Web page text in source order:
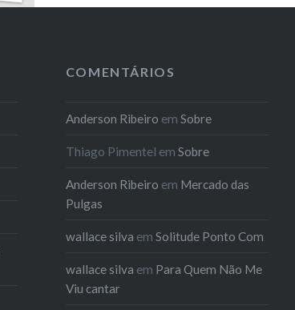
COMENTÁRIOS
Anderson Ribeiro em Sobre
Thiago Pimentel em Sobre
Anderson Ribeiro em Mercado das
Pulgas
wallace silva em Solitude Ponto Com
wallace silva em Para Quem Não Me
Viu cantar